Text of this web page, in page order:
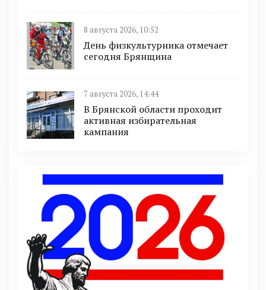
8 августа 2026, 10:52
День физкультурника отмечает
сегодня Брянщина
7 августа 2026, 14:44
В Брянской области проходит
активная избирательная
кампания